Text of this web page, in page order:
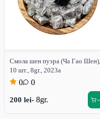
Смола шен пуэра (Ча Гао Шен),
10 шт., 8gr., 2023a
0 0
200 lei- 8gr.